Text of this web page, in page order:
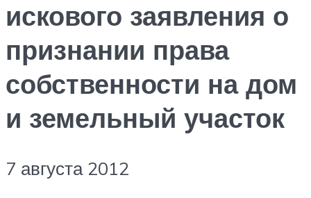
искового заявления о
признании права
собственности на дом
и земельный участок
7 августа 2012